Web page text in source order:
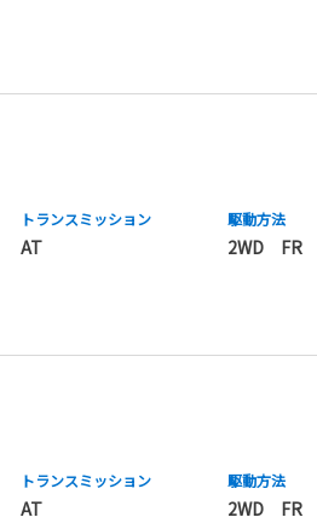
トランスミッション
AT
駆動方法
2WD FR
トランスミッション
AT
駆動方法
2WD FR